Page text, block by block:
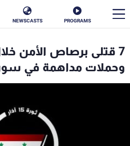
PROGRAMS
NEWSCASTS
7 قتلى برصاص الأمن
وحملات مداهمة في
الأخبار
فن